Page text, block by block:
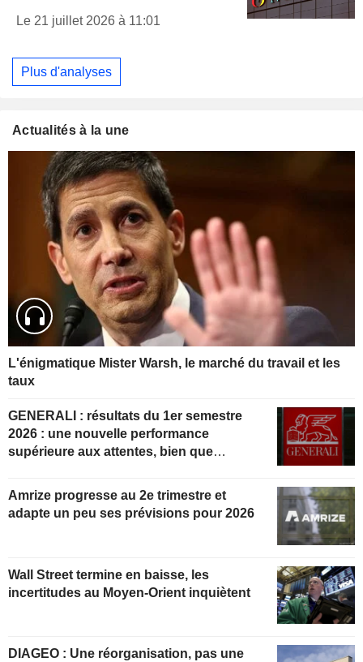
Le 21 juillet 2026 à 11:01
Plus d'analyses
Actualités à la une
L'énigmatique Mister Warsh, le marché du travail et les
taux
GENERALI : résultats du 1er semestre
2026 : une nouvelle performance
supérieure aux attentes, bien que
Amrize progresse au 2e trimestre et
adapte un peu ses prévisions pour 2026
Wall Street termine en baisse, les
incertitudes au Moyen-Orient inquiètent
DIAGEO : Une réorganisation, pas une